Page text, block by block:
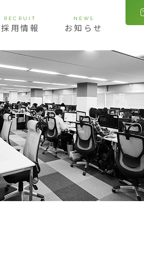
社概要 会社沿革
RECRUIT
採用情報
NEWS
お知らせ